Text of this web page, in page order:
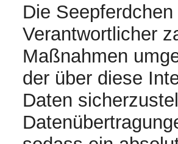
Die
Verantwortlicher
Maßnahmen
der über diese
Daten